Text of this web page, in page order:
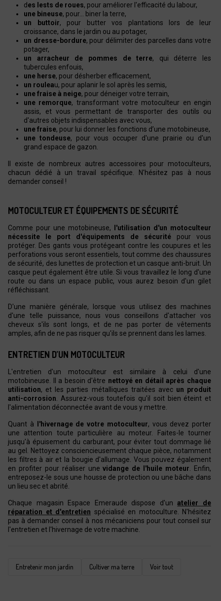
des lests de roues, pour améliorer l'efficacité du labour,
une bineuse, pour… biner la terre,
un buttoir, pour butter vos plantations lors de leur
croissance, dans le jardin ou au potager,
un dresse-bordure, pour délimiter des parcelles dans votre
potager,
un arracheur de pommes de terre, qui déterre les
tubercules enfouis,
une herse, pour désherber efficacement,
un rouleau, pour aplanir le sol après les semis,
une fraise à neige, pour déneiger votre terrain,
une remorque, transformant votre motoculteur en engin
assis, et vous permettant de transporter des outils ou
d'autres objets indispensables avec vous,
une fraise, pour lui donner les fonctions d’une motobineuse,
une tondeuse, pour vous occuper d'une prairie ou d'un
grand espace de gazon.
Il existe de nombreux autres accessoires pour motoculteurs,
chacun dédié à un travail spécifique. N'hésitez pas à nous
demander conseil !
MOTOCULTEUR ET ÉQUIPEMENTS DE SÉCURITÉ
Comme pour une motobineuse,
l'utilisation d'un motoculteur
nécessite le port d'équipements de sécurité pour vous
protéger. Des gants vous protégeant contre les coupures et les
perforations vous seront essentiels, tout comme des chaussures
de sécurité, des lunettes de protection et un casque anti-bruit. Un
casque peut également être utile. Si vous travaillez le long d'une
route ou dans un espace public, vous aurez besoin d'un gilet
réfléchissant.
D'une manière générale, lorsque vous utilisez des machines
d'une telle puissance, nous vous conseillons d'attacher vos
cheveux s'ils sont longs, et de ne pas porter de vêtements
amples, afin de ne pas risquer qu'ils se prennent dans les lames.
ENTRETIEN D’UN MOTOCULTEUR
L'entretien d'un motoculteur est similaire à celui d'une
motobineuse. Il a besoin d'être nettoyé en détail après chaque
utilisation, et les parties métalliques traitées avec un produit
anti-corrosion . Assurez-vous toutefois qu'il soit bien éteint et
l'alimentation déconnectée avant de vous y mettre.
Quant à l'hivernage de votre motoculteur, vous devez porter
une attention toute particulière au moteur. Faites-le tourner
jusqu'à épuisement du carburant, pour éviter tout dommage lié
au gel. Nettoyez consciencieusement chaque pièce, notamment
les filtres à air et la bougie d'allumage. Vous pouvez également
en profiter pour réaliser unevidange de l'huile moteur . Enfin,
entreposez-le sous une housse de protection ou une bâche dans
un lieu sec et abrité.
Chaque magasin Espace Emeraude dispose d'unatelier de
réparation et d'entretien spécialisé en motoculture. N'hésitez
pas à demander conseil à nos mécaniciens pour tout conseil sur
l'entretien et l'hivernage de votre machine.
Entretenir mon jardin Cultiver ma terre Voir tout